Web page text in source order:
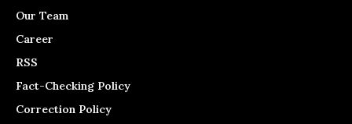
Our Team
Career
RSS
Fact-Checking Policy
Correction Policy